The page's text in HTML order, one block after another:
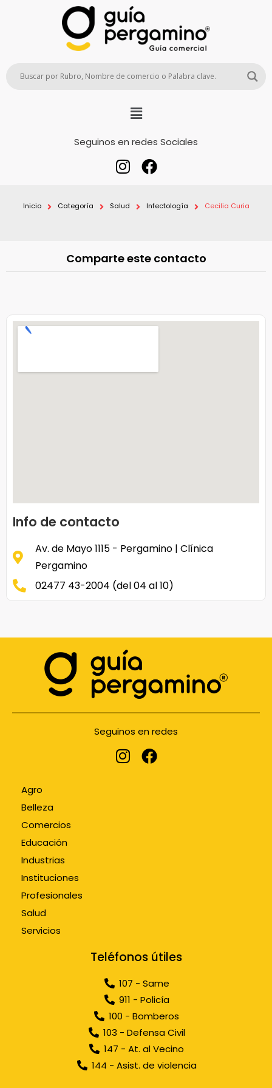
Seguinos en redes Sociales
Inicio Categoría Salud Infectología Cecilia Curia
Comparte este contacto
Info de contacto
Av. de Mayo 1115 - Pergamino | Clínica
Pergamino
02477 43-2004 (del 04 al 10)
Seguinos en redes
Agro
Belleza
Comercios
Educación
Industrias
Instituciones
Profesionales
Salud
Servicios
Teléfonos útiles
107 - Same
911 - Policía
100 - Bomberos
103 - Defensa Civil
147 - At. al Vecino
144 - Asist. de violencia